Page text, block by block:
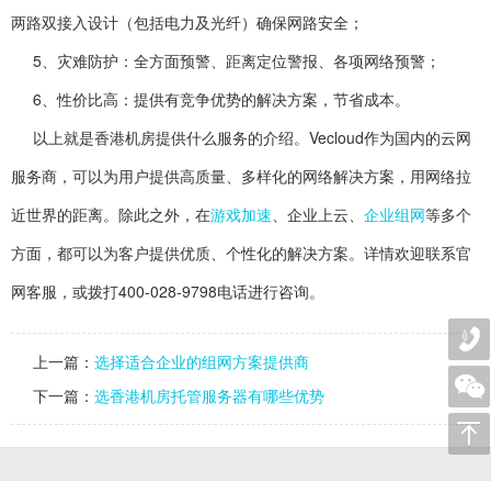
两路双接入设计（包括电力及光纤）确保网路安全；
5、灾难防护：全方面预警、距离定位警报、各项网络预警；
6、性价比高：提供有竞争优势的解决方案，节省成本。
以上就是香港机房提供什么服务的介绍。Vecloud作为国内的云网
服务商，可以为用户提供高质量、多样化的网络解决方案，用网络拉
近世界的距离。除此之外，在游戏加速、企业上云、 企业组网等多个
方面，都可以为客户提供优质、个性化的解决方案。详情欢迎联系官
网客服，或拨打400-028-9798电话进行咨询。
上一篇： 选择适合企业的组网方案提供商
下一篇： 选香港机房托管服务器有哪些优势